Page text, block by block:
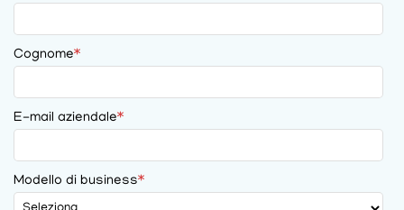
Cognome*
E-mail aziendale*
Modello di business*